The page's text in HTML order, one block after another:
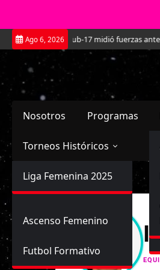
Saltar
al
contenido
Ago 6, 2026
La Roja Sub-17 midió fuerzas ante
Nosotros Programas
Torneos Históricos
Primera División
Femenina
Liga Femenina 2025
Ascenso Femenino
Futbol Formativo